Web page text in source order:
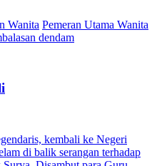
lalu dan menjadi pangeran
tipu daya putra mahkota.
perbedaan
serangan balik yang
untuk membalikkan nasibnya.